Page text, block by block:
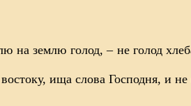
на землю голод, – не голод
ища слова Господня, и не